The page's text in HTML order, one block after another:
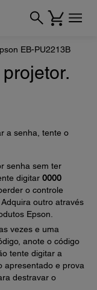
EB-PU2213B
a senha, tente o
senha sem ter
digitar 0000
o controle
outro através
Epson.
vezes e uma
anote o código
tente digitar a
apresentado e prova
destravar o